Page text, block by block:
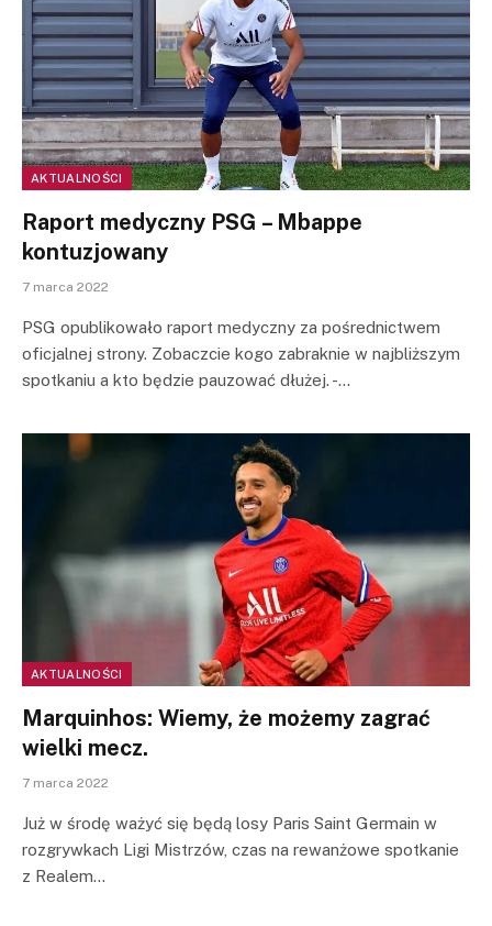
AKTUALNOŚCI
Raport medyczny PSG – Mbappe
kontuzjowany
7 marca 2022
PSG opublikowało raport medyczny za pośrednictwem
oficjalnej strony. Zobaczcie kogo zabraknie w najbliższym
spotkaniu a kto będzie pauzować dłużej. -…
AKTUALNOŚCI
Marquinhos: Wiemy, że możemy zagrać
wielki mecz.
7 marca 2022
Już w środę ważyć się będą losy Paris Saint Germain w
rozgrywkach Ligi Mistrzów, czas na rewanżowe spotkanie
z Realem…